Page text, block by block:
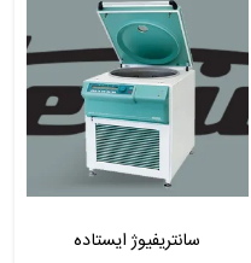
سانتریفیوژ ایستاده